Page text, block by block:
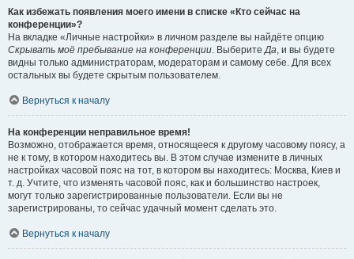
Как избежать появления моего имени в списке «Кто сейчас на
конференции»?
На вкладке «Личные настройки» в личном разделе вы найдёте опцию
Скрывать моё пребывание на конференции. ВыберитеДа, и вы будете
видны только администраторам, модераторам и самому себе. Для всех
остальных вы будете скрытым пользователем.
Вернуться к началу
На конференции неправильное время!
Возможно, отображается время, относящееся к другому часовому поясу, а
не к тому, в котором находитесь вы. В этом случае измените в личных
настройках часовой пояс на тот, в котором вы находитесь: Москва, Киев и
т. д. Учтите, что изменять часовой пояс, как и большинство настроек,
могут только зарегистрированные пользователи. Если вы не
зарегистрированы, то сейчас удачный момент сделать это.
Вернуться к началу